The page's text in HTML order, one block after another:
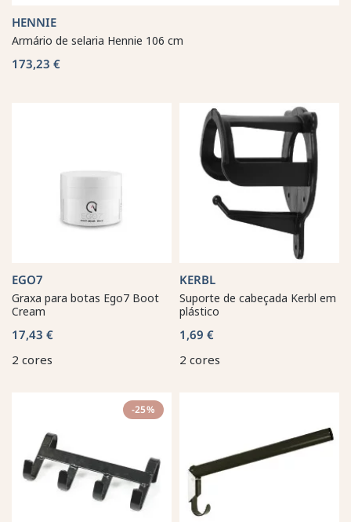
HENNIE
Armário de selaria Hennie 106 cm
173,23 €
EGO7
Graxa para botas Ego7 Boot
Cream
17,43 €
2 cores
KERBL
Suporte de cabeçada Kerbl em
plástico
1,69 €
2 cores
-25%